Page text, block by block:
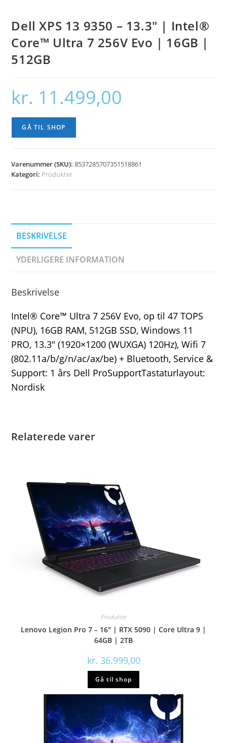
Dell XPS 13 9350 – 13.3″ | Intel®
Core™ Ultra 7 256V Evo | 16GB |
512GB
kr. 11.499,00
GÅ TIL SHOP
Varenummer (SKU):8537285707351518861
Kategori: Produkter
BESKRIVELSE
YDERLIGERE INFORMATION
Beskrivelse
Intel® Core™ Ultra 7 256V Evo, op til 47 TOPS
(NPU), 16GB RAM, 512GB SSD, Windows 11
PRO, 13.3″ (1920×1200 (WUXGA) 120Hz), Wifi 7
(802.11a/b/g/n/ac/ax/be) + Bluetooth, Service &
Support: 1 års Dell ProSupportTastaturlayout:
Nordisk
Relaterede varer
Produkter
Lenovo Legion Pro 7 – 16″ | RTX 5090 | Core Ultra 9 |
64GB | 2TB
kr. 36.999,00
Gå til shop